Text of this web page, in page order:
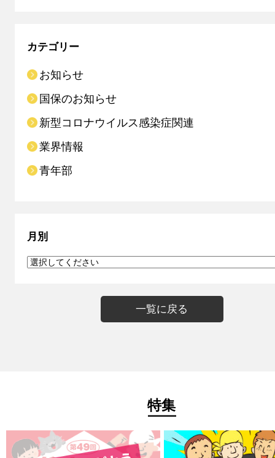
カテゴリー
お知らせ
国保のお知らせ
新型コロナウイルス感染症関連
業界情報
青年部
月別
一覧に戻る
特集